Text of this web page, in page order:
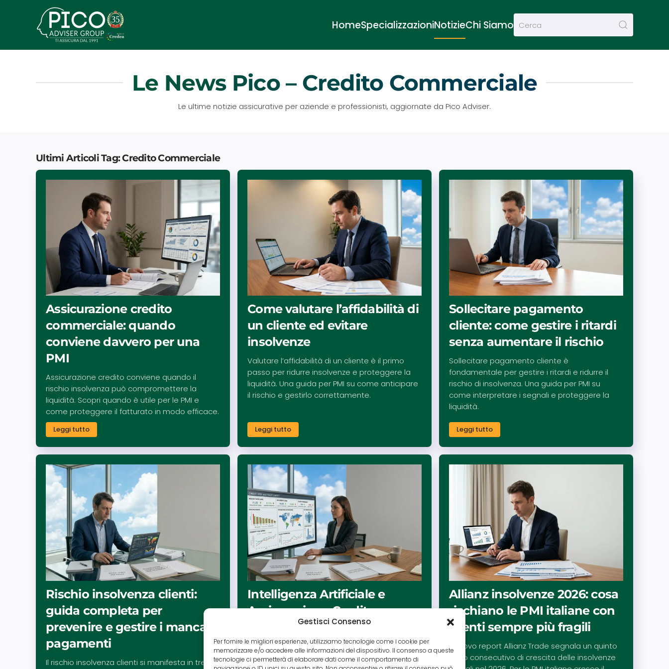
Gestisci Consenso
Per fornire le migliori esperienze, utilizziamo tecnologie come i cookie per
memorizzare e/o accedere alle informazioni del dispositivo. Il consenso a queste
tecnologie ci permetterà di elaborare dati come il comportamento di
Passa
contenuto
HomeSpecializzazioniNotizieChi Siamo
Le News Pico – Credito Commerciale
Le ultime notizie assicurative per aziende e professionisti, aggiornate da Pico Adviser.
Ultimi Articoli Tag: Credito Commerciale
Assicurazione credito
commerciale: quando
conviene davvero per una
PMI
Assicurazione credito conviene quando il
rischio insolvenza può compromettere la
liquidità. Scopri quando è utile per le PMI e
come proteggere il fatturato in modo efficace.
Leggi tutto
Come valutare l’affidabilità di
un cliente ed evitare
insolvenze
Valutare l’affidabilità di un cliente è il primo
passo per ridurre insolvenze e proteggere la
liquidità. Una guida per PMI su come anticipare
il rischio e gestirlo correttamente.
Leggi tutto
Sollecitare pagamento
cliente: come gestire i ritardi
senza aumentare il rischio
Sollecitare pagamento cliente è
fondamentale per gestire i ritardi e ridurre il
rischio di insolvenza. Una guida per PMI su
come interpretare i segnali e proteggere la
liquidità.
Leggi tutto
Rischio insolvenza clienti:
guida completa per
prevenire e gestire i mancati
pagamenti
Il rischio insolvenza clienti si manifesta in tre
Intelligenza Artificiale e
Assicurazione Credito
Commerciale: la nuova era
della sottoscrizione
L’intelligenza artificiale trasforma la
Allianz insolvenze 2026: cosa
rischiano le PMI italiane con
clienti sempre più fragili
Il nuovo report Allianz Trade segnala un quinto
anno consecutivo di crescita delle insolvenze